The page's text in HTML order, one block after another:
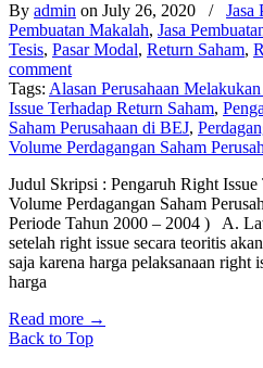
By admin on July 26, 2020 / Jasa
Pembuatan Makalah, Jasa
Tesis, Pasar Modal, Return Saham,
comment
Tags: Alasan Perusahaan
Issue Terhadap Return Saham,
Saham Perusahaan di BEJ,
Volume Perdagangan Saham
Judul Skripsi : Pengaruh Right Issue
Volume Perdagangan Saham
Periode Tahun 2000 – 2004 ) A.
setelah right issue secara teoritis
saja karena harga pelaksanaan right
harga
Read more →
Back to Top